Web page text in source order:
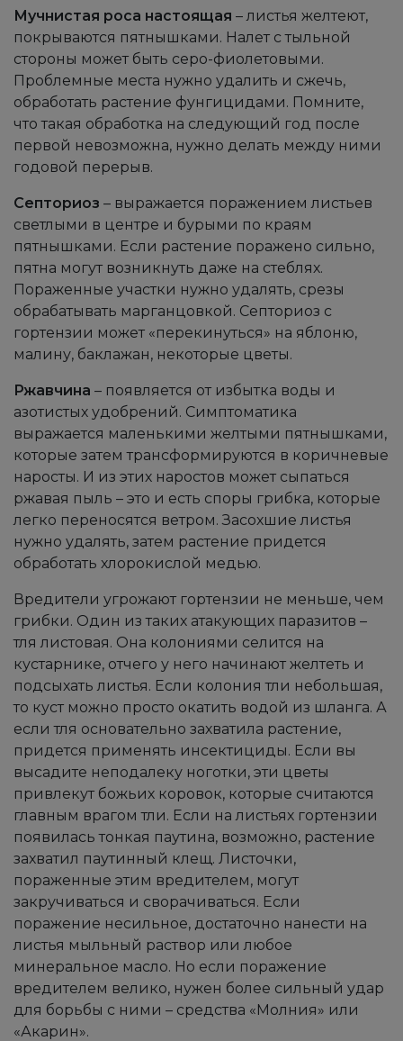
Мучнистая роса настоящая – листья желтеют,
покрываются пятнышками. Налет с тыльной
стороны может быть серо-фиолетовыми.
Проблемные места нужно удалить и сжечь,
обработать растение фунгицидами. Помните,
что такая обработка на следующий год после
первой невозможна, нужно делать между ними
годовой перерыв.
Септориоз – выражается поражением листьев
светлыми в центре и бурыми по краям
пятнышками. Если растение поражено сильно,
пятна могут возникнуть даже на стеблях.
Пораженные участки нужно удалять, срезы
обрабатывать марганцовкой. Септориоз с
гортензии может «перекинуться» на яблоню,
малину, баклажан, некоторые цветы.
Ржавчина – появляется от избытка воды и
азотистых удобрений. Симптоматика
выражается маленькими желтыми пятнышками,
которые затем трансформируются в коричневые
наросты. И из этих наростов может сыпаться
ржавая пыль – это и есть споры грибка, которые
легко переносятся ветром. Засохшие листья
нужно удалять, затем растение придется
обработать хлорокислой медью.
Вредители угрожают гортензии не меньше, чем
грибки. Один из таких атакующих паразитов –
тля листовая. Она колониями селится на
кустарнике, отчего у него начинают желтеть и
подсыхать листья. Если колония тли небольшая,
то куст можно просто окатить водой из шланга. А
если тля основательно захватила растение,
придется применять инсектициды. Если вы
высадите неподалеку ноготки, эти цветы
привлекут божьих коровок, которые считаются
главным врагом тли. Если на листьях гортензии
появилась тонкая паутина, возможно, растение
захватил паутинный клещ. Листочки,
пораженные этим вредителем, могут
закручиваться и сворачиваться. Если
поражение несильное, достаточно нанести на
листья мыльный раствор или любое
минеральное масло. Но если поражение
вредителем велико, нужен более сильный удар
для борьбы с ними – средства «Молния» или
«Акарин».